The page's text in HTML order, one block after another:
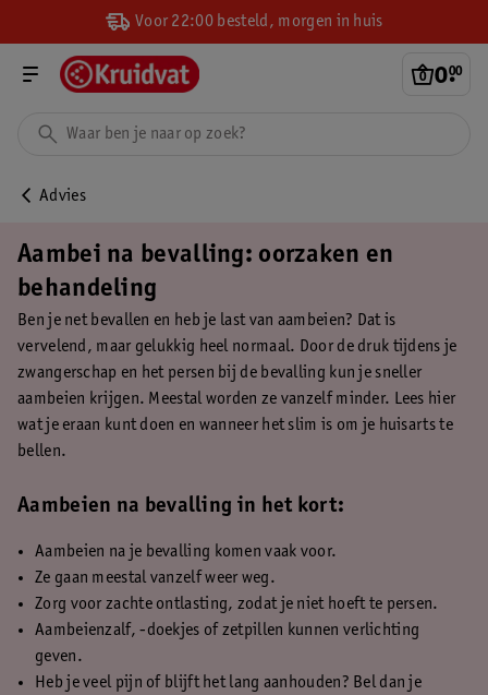
Voor 22:00 besteld, morgen in huis
0.
00
Advies
Aambei na bevalling: oorzaken en
behandeling
Ben je net bevallen en heb je last van aambeien? Dat is
vervelend, maar gelukkig heel normaal. Door de druk tijdens je
zwangerschap en het persen bij de bevalling kun je sneller
aambeien krijgen. Meestal worden ze vanzelf minder. Lees hier
wat je eraan kunt doen en wanneer het slim is om je huisarts te
bellen.
Aambeien na bevalling in het kort:
Aambeien na je bevalling komen vaak voor.
Ze gaan meestal vanzelf weer weg.
Zorg voor zachte ontlasting, zodat je niet hoeft te persen.
Aambeienzalf, -doekjes of zetpillen kunnen verlichting
geven.
Heb je veel pijn of blijft het lang aanhouden? Bel dan je